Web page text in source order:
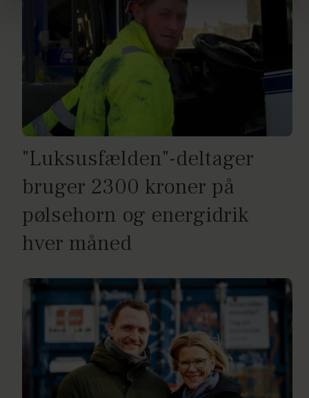
dine personoplysninger i forbindelse hermed i både
vores
privatlivspolitik cookiepolitik.
"Luksusfælden"-deltager
bruger 2300 kroner på
pølsehorn og energidrik
hver måned